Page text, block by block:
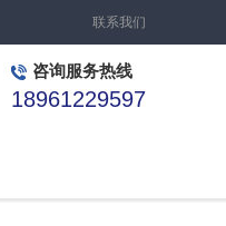
联系我们
咨询服务热线
18961229597